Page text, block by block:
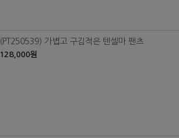
(PT250539) 가볍고 구김적은 텐셀마 팬츠
128,000원